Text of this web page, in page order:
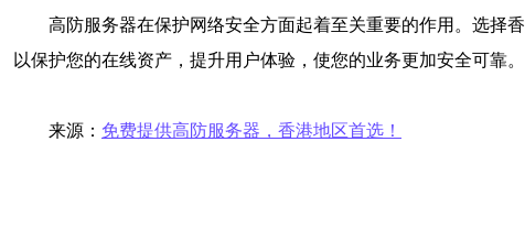
高防服务器在保护网络安全方面起着至关重要的作用。选择
以保护您的在线资产，提升用户体验，使您的业务更加安全可靠。
来源： 免费提供高防服务器，香港地区首选！